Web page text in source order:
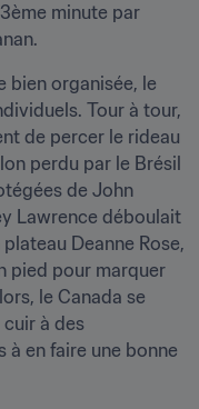
minute par
bien organisée, le
Tour à tour,
de percer le rideau
perdu par le Brésil
de John
Lawrence déboulait
Deanne Rose,
pied pour marquer
le Canada se
à des
à en faire une bonne